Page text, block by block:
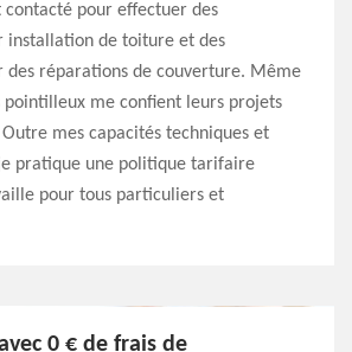
contacté pour effectuer des
installation de toiture et des
des réparations de couverture. Même
pointilleux me confient leurs projets
mes capacités techniques et
pratique une politique tarifaire
pour tous particuliers et
0 € de frais de